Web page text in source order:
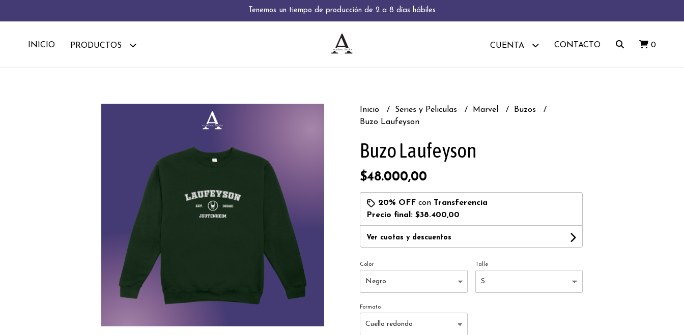
Tenemos un tiempo de producción de 2 a 8 días hábiles
INICIO PRODUCTOS CUENTA CONTACTO 0
Inicio Series y Peliculas Marvel
Buzos
Buzo Laufeyson
Buzo Laufeyson
$48.000,00
20% OFF con Transferencia
Precio final: $38.400,00
Ver cuotas y descuentos
Color Talle
Formato